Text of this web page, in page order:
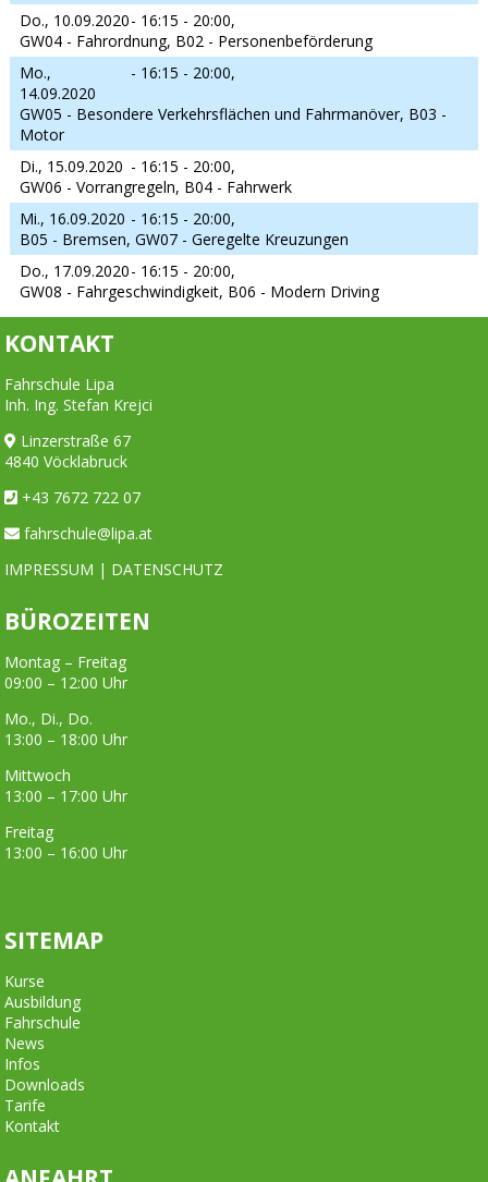
Do., 10.09.2020- 16:15 - 20:00,
GW04 - Fahrordnung, B02 - Personenbeförderung
Mo.,
14.09.2020
- 16:15 - 20:00,
GW05 - Besondere Verkehrsflächen und Fahrmanöver, B03 -
Motor
Di., 15.09.2020 - 16:15 - 20:00,
GW06 - Vorrangregeln, B04 - Fahrwerk
Mi., 16.09.2020 - 16:15 - 20:00,
B05 - Bremsen, GW07 - Geregelte Kreuzungen
Do., 17.09.2020- 16:15 - 20:00,
GW08 - Fahrgeschwindigkeit, B06 - Modern Driving
KONTAKT
Fahrschule Lipa
Inh. Ing. Stefan Krejci
Linzerstraße 67
4840 Vöcklabruck
+43 7672 722 07
fahrschule@lipa.at
IMPRESSUM | DATENSCHUTZ
BÜROZEITEN
Montag – Freitag
09:00 – 12:00 Uhr
Mo., Di., Do.
13:00 – 18:00 Uhr
Mittwoch
13:00 – 17:00 Uhr
Freitag
13:00 – 16:00 Uhr
SITEMAP
Kurse
Ausbildung
Fahrschule
News
Infos
Downloads
Tarife
Kontakt